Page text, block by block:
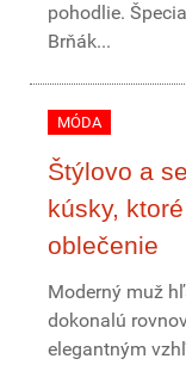
pohodlie.
Brňák...
MÓDA
Štýlovo a
kúsky,
oblečenie
Moderný muž
dokonalú
elegantným